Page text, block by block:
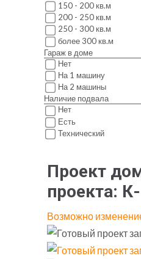
150 - 200 кв.м
200 - 250 кв.м
250 - 300 кв.м
более 300 кв.м
Гараж в доме
Нет
На 1 машину
На 2 машины
Наличие подвала
Нет
Есть
Технический
Проект
проекта:
Возможно